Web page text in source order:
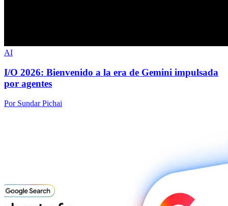
AI
I/O 2026: Bienvenido a la era de Gemini impulsada
por agentes
Por Sundar Pichai